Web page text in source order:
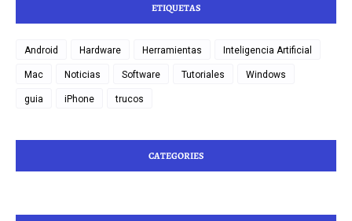
ETIQUETAS
Android Hardware Herramientas Inteligencia Artificial
Mac Noticias Software Tutoriales Windows
guia iPhone trucos
CATEGORIES